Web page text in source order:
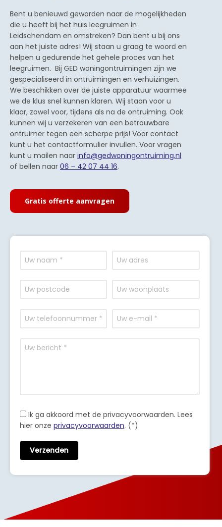
Bent u benieuwd geworden naar de mogelijkheden
die u heeft bij het huis leegruimen in
Leidschendam en omstreken? Dan bent u bij ons
aan het juiste adres! Wij staan u graag te woord en
helpen u gedurende het gehele proces van het
leegruimen. Bij GED woningontruimingen zijn we
gespecialiseerd in ontruimingen en verhuizingen.
We beschikken over de juiste apparatuur waarmee
we de klus snel kunnen klaren. Wij staan voor u
klaar, zowel voor, tijdens als na de ontruiming. Ook
kunnen wij u verzekeren van een betrouwbare
ontruimer tegen een scherpe prijs! Voor contact
kunt u het contactformulier invullen. Voor vragen
kunt u mailen naar info@gedwoningontruiming.nl
of bellen naar 06 – 42 07 44 16.
Gratis offerte aanvragen
Ik ga akkoord met de privacyvoorwaarden. Lees
hier onze privacyvoorwaarden. (*)